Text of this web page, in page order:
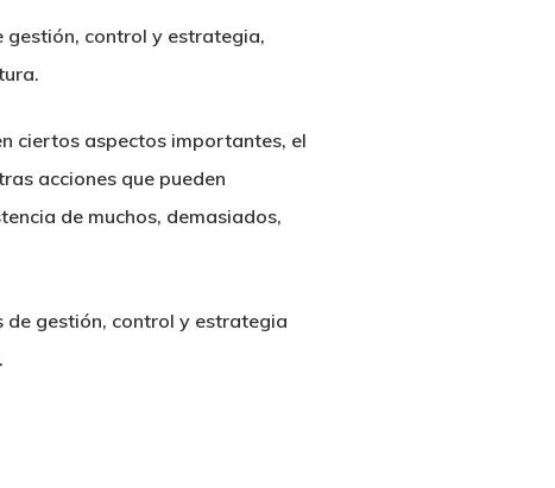
gestión, control y estrategia,
ciertos aspectos importantes, el
acciones que pueden
de muchos, demasiados,
de gestión, control y estrategia